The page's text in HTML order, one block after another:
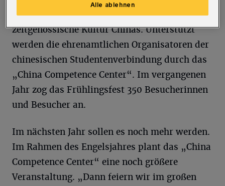
in die traditionellen Künste als auch die
zeitgenössische Kultur Chinas. Unterstützt
werden die ehrenamtlichen Organisatoren der
chinesischen Studentenverbindung durch das
„China Competence Center“. Im vergangenen
Jahr zog das Frühlingsfest 350 Besucherinnen
und Besucher an.
Im nächsten Jahr sollen es noch mehr werden.
Im Rahmen des Engelsjahres plant das „China
Competence Center“ eine noch größere
Veranstaltung. „Dann feiern wir im großen
Alle ablehnen